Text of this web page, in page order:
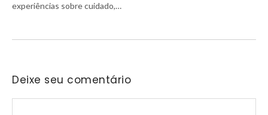
experiências sobre cuidado,…
Deixe seu comentário